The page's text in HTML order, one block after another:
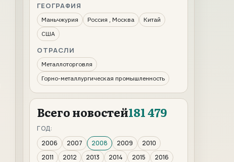
ГЕОГРАФИЯ
Маньчжурия Россия , Москва
Китай
США
ОТРАСЛИ
Металлоторговля
Горно-металлургическая промышленность
Всего новостей181 479
ГОД:
2006
2007 2008 2009
2010
2011
2012 2013 2014 2015
2016